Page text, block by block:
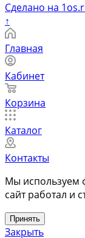
Сделано на
↑
Главная
Кабинет
Корзина
Каталог
Контакты
Мы используем
сайт работал и
Принять
Закрыть